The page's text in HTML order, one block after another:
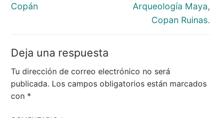
Copán
Arqueología Maya,
Copan Ruinas.
Deja una respuesta
Tu dirección de correo electrónico no será
publicada. Los campos obligatorios están marcados
con *